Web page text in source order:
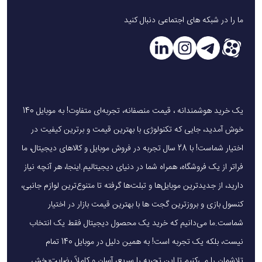
خرید از فروشگاه معتبر
ضمانت اصالت کالا.
کیفیت ساخت
: بدنه مقاوم ABS+PC و بسته‌بندی باکیفیت
نشانه اصالت است.
گارانتی : اطمینان از وجود گارانتی معتبر.
پرسش‌های پرتکرار درباره پاوربانک گرین لاین
22.5 وات مدل Container
چند بار می‌توان گوشی را با این پاوربانک شارژ کرد؟
ما را در شبکه های اجتماعی دنبال کنید
یک خرید هوشمندانه ، قیمت منصفانه، تجربه‌ای متفاوت! به موبایل 140
خوش آمدید، جایی که تکنولوژی با بهترین قیمت و برترین کیفیت در
اختیار شماست! با 28 سال تجربه در فروش موبایل و کالاهای دیجیتال، ما
فراتر از یک فروشگاه، همراه شما در دنیای دیجیتالیم.اینجا، هر آنچه نیاز
دارید، از جدیدترین موبایل‌ها و تبلت‌ها گرفته تا متنوع‌ترین لوازم جانبی،
کنسول بازی و بروزترین گجت ها با بهترین قیمت بازار در اختیار
شماست.ما می‌دانیم که خرید یک محصول دیجیتال فقط یک انتخاب
نیست، بلکه یک تجربه است! به همین دلیل در موبایل 140 تمام